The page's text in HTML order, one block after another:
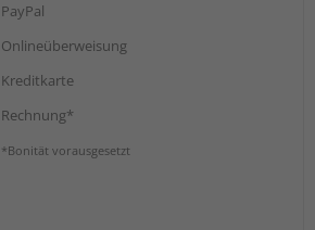
PayPal
Onlineüberweisung
Kreditkarte
Rechnung*
*Bonität vorausgesetzt